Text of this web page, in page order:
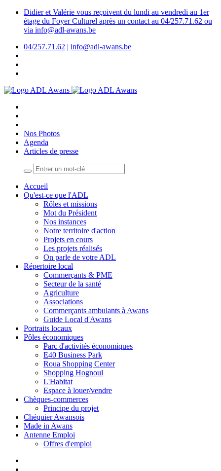
Didier et Valérie vous reçoivent du lundi au vendredi au 1er
étage du Foyer Culturel après un contact au 04/257.71.62 ou
via info@adl-awans.be
04/257.71.62 | info@adl-awans.be
Nos Photos
Agenda
Articles de presse
Accueil
Qu'est-ce que l'ADL
Rôles et missions
Mot du Président
Nos instances
Notre territoire d'action
Projets en cours
Les projets réalisés
On parle de votre ADL
Répertoire local
Commerçants & PME
Secteur de la santé
Agriculture
Associations
Commerçants ambulants à Awans
Guide Local d'Awans
Portraits locaux
Pôles économiques
Parc d'activités économiques
E40 Business Park
Roua Shopping Center
Shopping Hognoul
L'Habitat
Espace à louer/vendre
Chèques-commerces
Principe du projet
Chéquier Awansois
Made in Awans
Antenne Emploi
Offres d'emploi